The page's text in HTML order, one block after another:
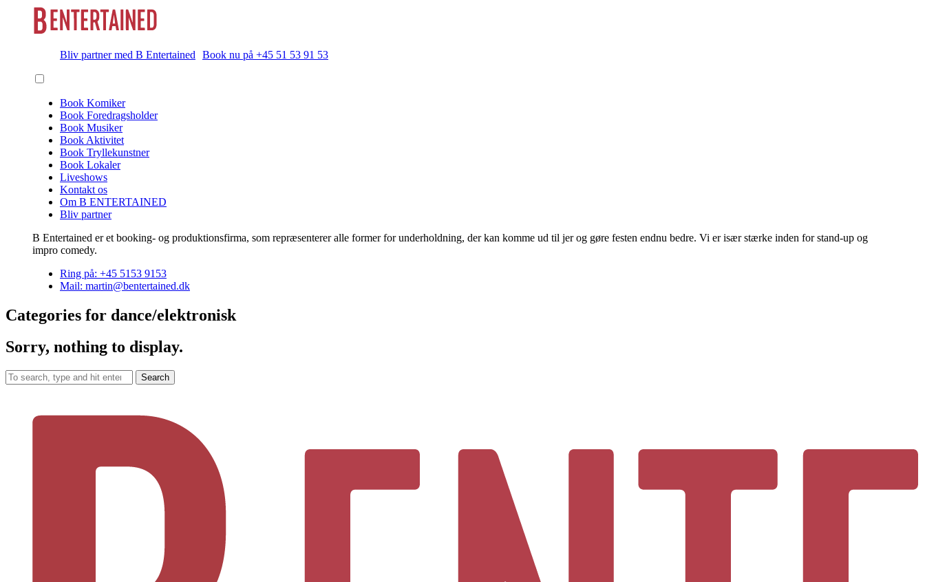
Bliv partner med B Entertained Book nu på +45 51 53 91 53
Book Komiker
Book Foredragsholder
Book Musiker
Book Aktivitet
Book Tryllekunstner
Book Lokaler
Liveshows
Kontakt os
Om B ENTERTAINED
Bliv partner
B Entertained er et booking- og produktionsfirma, som repræsenterer alle former for underholdning, der kan komme ud til jer og gøre festen endnu bedre. Vi er især stærke inden for stand-up og
impro comedy.
Ring på: +45 5153 9153
Mail: martin@bentertained.dk
Categories for dance/elektronisk
Sorry, nothing to display.
Search